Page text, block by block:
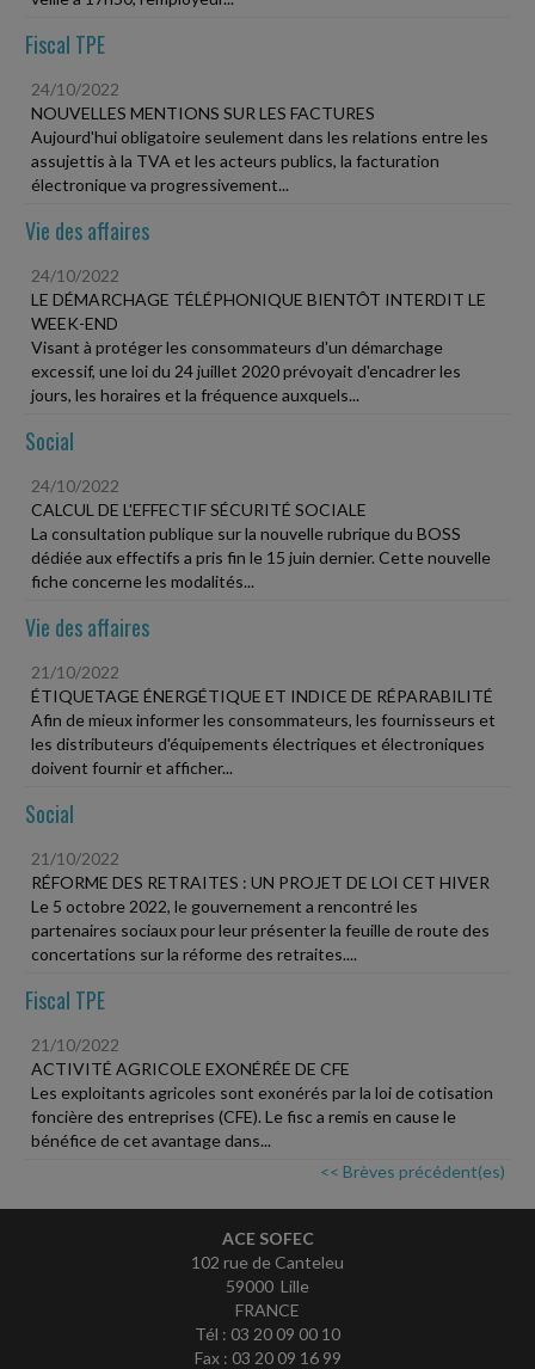
Fiscal TPE
24/10/2022
NOUVELLES MENTIONS SUR LES FACTURES
Aujourd'hui obligatoire seulement dans les relations entre les
assujettis à la TVA et les acteurs publics, la facturation
électronique va progressivement...
Vie des affaires
24/10/2022
LE DÉMARCHAGE TÉLÉPHONIQUE BIENTÔT INTERDIT LE
WEEK-END
Visant à protéger les consommateurs d'un démarchage
excessif, une loi du 24 juillet 2020 prévoyait d'encadrer les
jours, les horaires et la fréquence auxquels...
Social
24/10/2022
CALCUL DE L'EFFECTIF SÉCURITÉ SOCIALE
La consultation publique sur la nouvelle rubrique du BOSS
dédiée aux effectifs a pris fin le 15 juin dernier. Cette nouvelle
fiche concerne les modalités...
Vie des affaires
21/10/2022
ÉTIQUETAGE ÉNERGÉTIQUE ET INDICE DE RÉPARABILITÉ
Afin de mieux informer les consommateurs, les fournisseurs et
les distributeurs d'équipements électriques et électroniques
doivent fournir et afficher...
Social
21/10/2022
RÉFORME DES RETRAITES : UN PROJET DE LOI CET HIVER
Le 5 octobre 2022, le gouvernement a rencontré les
partenaires sociaux pour leur présenter la feuille de route des
concertations sur la réforme des retraites....
Fiscal TPE
21/10/2022
ACTIVITÉ AGRICOLE EXONÉRÉE DE CFE
Les exploitants agricoles sont exonérés par la loi de cotisation
foncière des entreprises (CFE). Le fisc a remis en cause le
bénéfice de cet avantage dans...
<< Brèves précédent(es)
ACE SOFEC
102 rue de Canteleu
59000 Lille
FRANCE
Tél : 03 20 09 00 10
Fax : 03 20 09 16 99